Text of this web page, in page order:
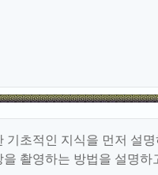
기초적인 지식을 먼저 설
촬영하는 방법을 설명하